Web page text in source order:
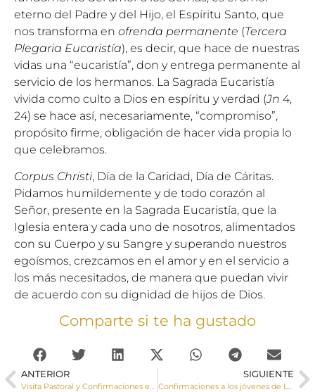
eterno del Padre y del Hijo, el Espíritu Santo, que
nos transforma en ofrenda permanente (Tercera
Plegaria Eucaristía), es decir, que hace de nuestras
vidas una “eucaristía”, don y entrega permanente al
servicio de los hermanos. La Sagrada Eucaristía
vivida como culto a Dios en espíritu y verdad (Jn 4,
24) se hace así, necesariamente, “compromiso”,
propósito firme, obligación de hacer vida propia lo
que celebramos.
Corpus Christi, Día de la Caridad, Día de Cáritas.
Pidamos humildemente y de todo corazón al
Señor, presente en la Sagrada Eucaristía, que la
Iglesia entera y cada uno de nosotros, alimentados
con su Cuerpo y su Sangre y superando nuestros
egoísmos, crezcamos en el amor y en el servicio a
los más necesitados, de manera que puedan vivir
de acuerdo con su dignidad de hijos de Dios.
Comparte si te ha gustado
ANTERIOR
Visita Pastoral y Confirmaciones en Cañizares
SIGUIENTE
Confirmaciones a los jóvenes de Los Hinojosos y Osa de la Vega